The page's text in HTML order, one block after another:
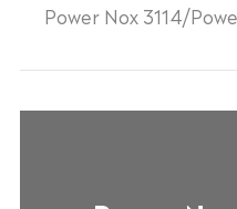
Power Nox 3114/